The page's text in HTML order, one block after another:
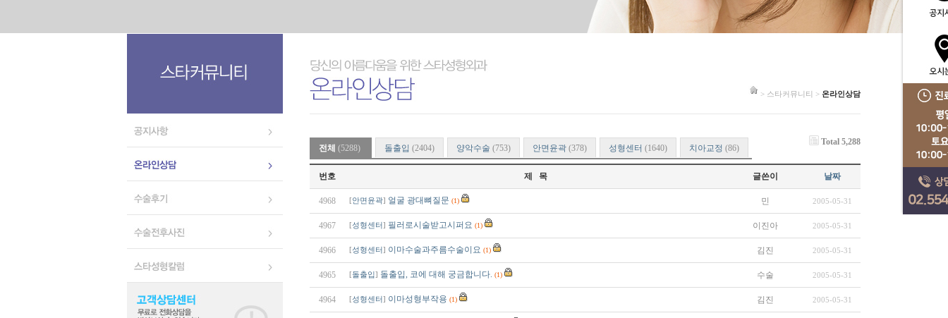
> 스타커뮤니티 > 온라인상담
전체 (5288) 돌출입 (2404) 양악수술 (753) 안면윤곽 (378) 성형센터 (1640) 치아교정 (86)
Total 5,288
번호 제 목 글쓴이 날짜
4968 [안면윤곽] 얼굴 광대뼈질문 (1) 민 2005-05-31
4967 [성형센터] 필러로시술받고시퍼요 (1) 이진아 2005-05-31
4966 [성형센터] 이마수술과주름수술이요 (1) 김진 2005-05-31
4965 [돌출입] 돌출입, 코에 대해 궁금합니다. (1) 수술 2005-05-31
4964 [성형센터] 이마성형부작용 (1) 김진 2005-05-31